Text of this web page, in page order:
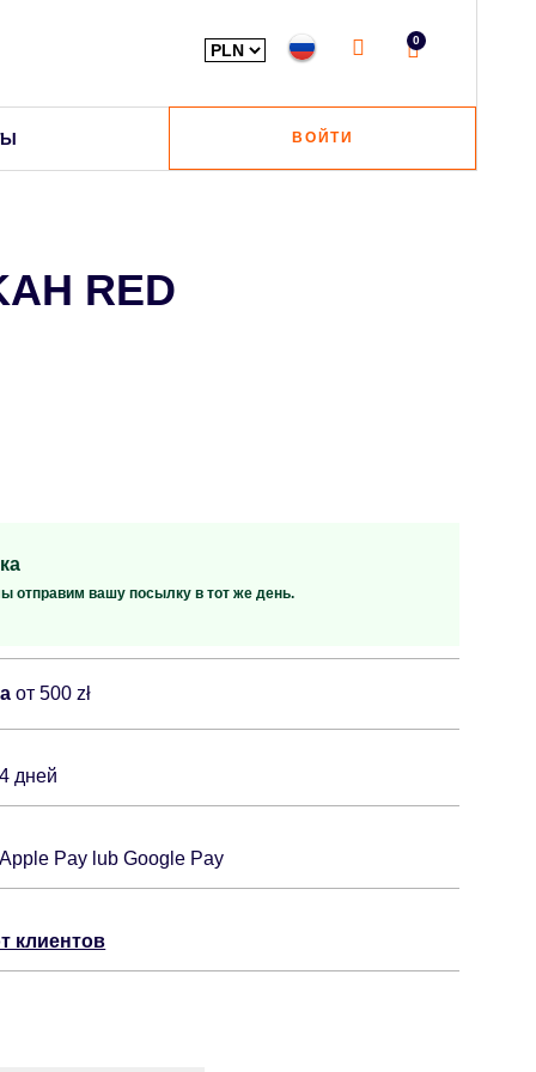
0
ВОЙТИ
RED
отправим вашу посылку в тот же день.
от 500 zł
дней
Pay lub Google Pay
клиентов